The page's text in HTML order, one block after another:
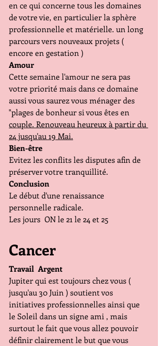
en ce qui concerne tous les domaines
de votre vie, en particulier la sphère
professionnelle et matérielle. un long
parcours vers nouveaux projets (
encore en gestation )
Amour
Cette semaine l'amour ne sera pas
votre priorité mais dans ce domaine
aussi vous saurez vous ménager des
"plages de bonheur si vous êtes en
couple. Renouveau heureux à partir du
24 jusqu'au 19 Mai.
Bien-être
Evitez les conflits les disputes afin de
préserver votre tranquillité.
Conclusion
Le début d'une renaissance
personnelle radicale.
Les jours  ON le 21 le 24 et 25
Cancer
Travail  Argent
Jupiter qui est toujours chez vous (
jusqu'au 30 Juin ) soutient vos
initiatives professionnelles ainsi que
le Soleil dans un signe ami , mais
surtout le fait que vous allez pouvoir
définir clairement le but que vous